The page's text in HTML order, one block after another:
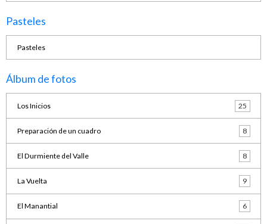
Pasteles
Pasteles
Álbum de fotos
Los Inicios 25
Preparación de un cuadro 8
El Durmiente del Valle 8
La Vuelta 9
El Manantial 6